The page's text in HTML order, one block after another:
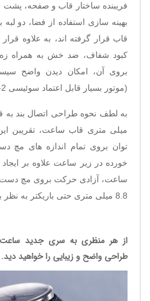
فریبنده ساختار قاب و صفحه، پشت
بهینه سازی استفاده از فضا، دو
قاب قرار گرفته اند، به علاوه
کبود شفاف، ضد خش به همراه
بروی آن، امکان دیدن واضح
(موتور بسیار قابل اعتماد سوئیسی
میلی متری قاب ساعت، تقریبن
توان بروی تمام اندازه های مچ
خورده در زیر ساعت علاوه بر
ساعت، آزادی حرکت بروی مچ
8.8 میلی متری حتی باریکتر به نظر برسد.
طراحی واضح و زیبایی را خواهید دید.